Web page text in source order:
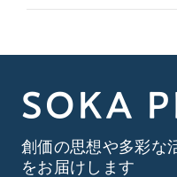
SOKA
創価の思想や多彩な
をお届けします